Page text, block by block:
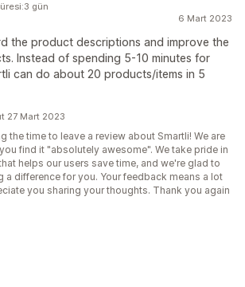
6 Mart 2023
the product descriptions and improve the
Instead of spending 5-10 minutes for
can do about 20 products/items in 5
gün
27 Mart 2023
the time to leave a review about Smartli! We are
find it "absolutely awesome". We take pride in
helps our users save time, and we're glad to
a difference for you. Your feedback means a lot
you sharing your thoughts. Thank you again